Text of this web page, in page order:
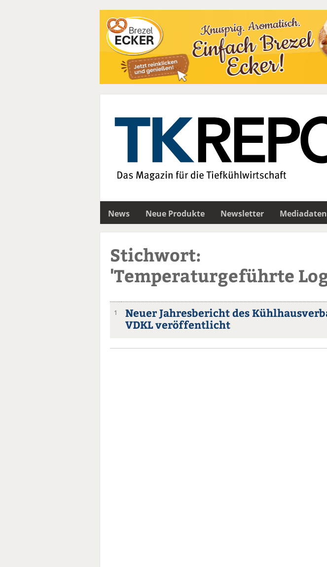
News Neue Produkte Newsletter
Mediadaten
Stichwort:
'Temperaturgeführte
1
Neuer Jahresbericht des
VDKL veröffentlicht